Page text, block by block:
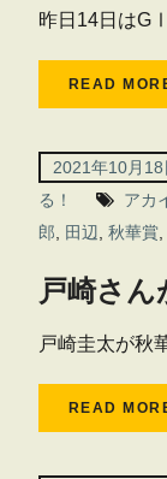
昨日14日は
READ
2021年10月18
る！
アカ
郎
田辺 秋華賞,
戸崎さ
戸崎圭太が秋
READ